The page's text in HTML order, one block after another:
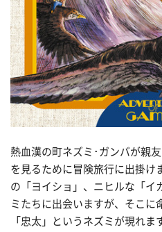
熱血漢の町ネズミ･ガンバが親
を見るために冒険旅行に出掛け
の「ヨイショ」、ニヒルな「イ
ミたちに出会いますが、そこに
「忠太」というネズミが現れま